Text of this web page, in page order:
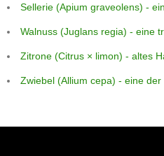
Sellerie (Apium graveolens) -
Walnuss (Juglans regia) - eine
Zitrone (Citrus × limon) - altes
Zwiebel (Allium cepa) - eine